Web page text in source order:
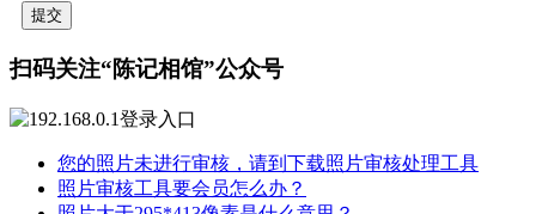
提交
扫码关注“陈记相馆”公众号
您的照片未进行审核，请到下载照片审核处理工具
照片审核工具要会员怎么办？